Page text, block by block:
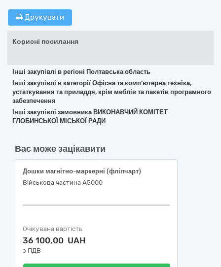
Друкувати
Корисні посилання
Інші закупівлі в регіоні Полтавська область
Інші закупівлі в категорії Офісна та комп’ютерна техніка,
устаткування та приладдя, крім меблів та пакетів програмного
забезпечення
Інші закупівлі замовника ВИКОНАВЧИЙ КОМІТЕТ
ГЛОБИНСЬКОЇ МІСЬКОЇ РАДИ
Вас може зацікавити
Дошки магнітно-маркерні (фліпчарт)
Військова частина А5000
Очікувана вартість
36 100,00 UAH
з ПДВ